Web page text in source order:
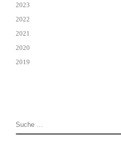
2023
2022
2021
2020
2019
SUCHE